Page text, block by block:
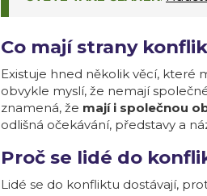
Co mají strany
Existuje hned několik věcí, které
obvykle myslí, že nemají
znamená, že mají i společnou
odlišná očekávání, představy a
Proč se lidé do
Lidé se do konfliktu dostávají,